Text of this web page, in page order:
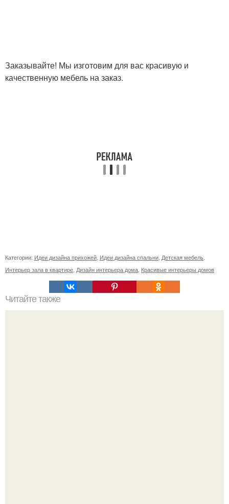
Заказывайте! Мы изготовим для вас красивую и
качественную мебель на заказ.
Категории: Идеи дизайна прихожей Идеи дизайна спальни Детская мебель
Интерьер зала в квартире Дизайн интерьера дома Красивые интерьеры домов
Читайте также